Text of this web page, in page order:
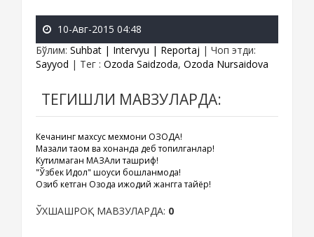
10-Авг-2015 04:48
Бўлим: Suhbat | Intervyu | Reportaj | Чоп этди:
Sayyod | Тег : Ozoda Saidzoda, Ozoda Nursaidova
ТЕГИШЛИ МАВЗУЛАРДА:
Кечанинг махсус мехмони ОЗОДА!
Мазали таом ва хонанда деб топилганлар!
Кутилмаган МАЗАли ташриф!
"Ўзбек Идол" шоуси бошланмоқда!
Озиб кетган Озода ижодий жангга тайёр!
ЎХШАШРОҚ МАВЗУЛАРДА: 0